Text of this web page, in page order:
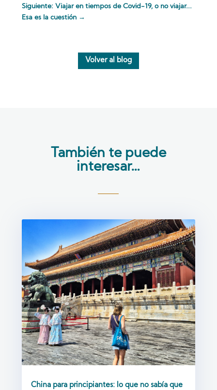
Siguiente: Viajar en tiempos de Covid-19, o no viajar...
Esa es la cuestión→
Volver al blog
También te puede
interesar…
China para principiantes: lo que no sabía que